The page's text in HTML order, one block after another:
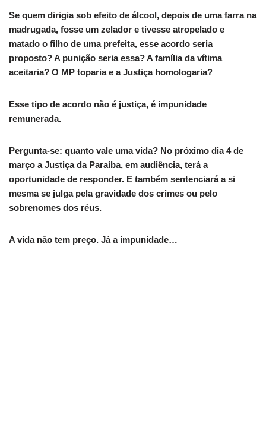
Se quem dirigia sob efeito de álcool, depois de uma farra na
madrugada, fosse um zelador e tivesse atropelado e
matado o filho de uma prefeita, esse acordo seria
proposto? A punição seria essa? A família da vítima
aceitaria? O MP toparia e a Justiça homologaria?
Esse tipo de acordo não é justiça, é impunidade
remunerada.
Pergunta-se: quanto vale uma vida? No próximo dia 4 de
março a Justiça da Paraíba, em audiência, terá a
oportunidade de responder. E também sentenciará a si
mesma se julga pela gravidade dos crimes ou pelo
sobrenomes dos réus.
A vida não tem preço. Já a impunidade…